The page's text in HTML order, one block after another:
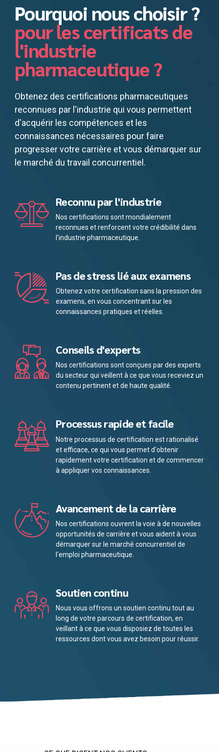
Pourquoi nous choisir ?
pour les certificats de
l'industrie
pharmaceutique ?
Obtenez des certifications pharmaceutiques
reconnues par l'industrie qui vous permettent
d'acquérir les compétences et les
connaissances nécessaires pour faire
progresser votre carrière et vous démarquer sur
le marché du travail concurrentiel.
Reconnu par l'industrie
Nos certifications sont mondialement
reconnues et renforcent votre crédibilité dans
l'industrie pharmaceutique.
Pas de stress lié aux examens
Obtenez votre certification sans la pression des
examens, en vous concentrant sur les
connaissances pratiques et réelles.
Conseils d'experts
Nos certifications sont conçues par des experts
du secteur qui veillent à ce que vous receviez un
contenu pertinent et de haute qualité.
Processus rapide et facile
Notre processus de certification est rationalisé
et efficace, ce qui vous permet d'obtenir
rapidement votre certification et de commencer
à appliquer vos connaissances.
Avancement de la carrière
Nos certifications ouvrent la voie à de nouvelles
opportunités de carrière et vous aident à vous
démarquer sur le marché concurrentiel de
l'emploi pharmaceutique.
Soutien continu
Nous vous offrons un soutien continu tout au
long de votre parcours de certification, en
veillant à ce que vous disposiez de toutes les
ressources dont vous avez besoin pour réussir.